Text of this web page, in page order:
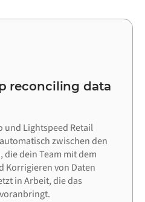
reconciling data
und Lightspeed Retail
zwischen den
die dein Team mit dem
Korrigieren von Daten
in Arbeit, die das